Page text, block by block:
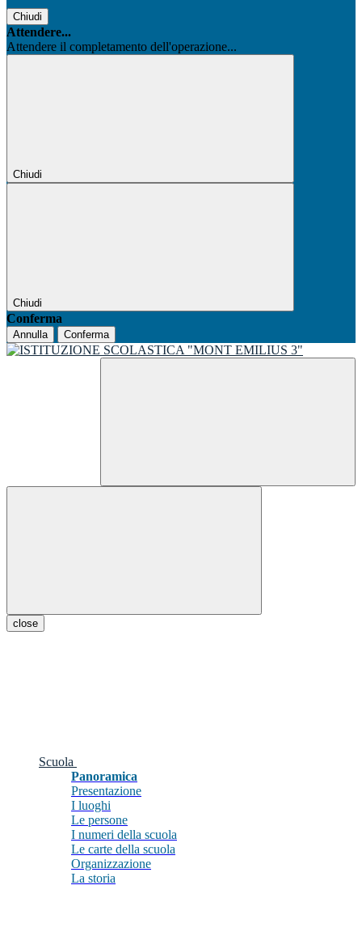
Chiudi
Attendere...
Attendere il completamento dell'operazione...
Chiudi
Chiudi
Conferma
Annulla Conferma
close
Scuola
Panoramica
Presentazione
I luoghi
Le persone
I numeri della scuola
Le carte della scuola
Organizzazione
La storia